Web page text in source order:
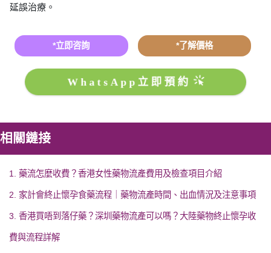
延誤治療。
*立即咨詢 *了解價格
WhatsApp立即預約
相關鏈接
1. 藥流怎麼收費？香港女性藥物流產費用及檢查項目介紹
2. 家計會終止懷孕食藥流程｜藥物流產時間、出血情況及注意事項
3. 香港買唔到落仔藥？深圳藥物流產可以嗎？大陸藥物終止懷孕收
費與流程詳解